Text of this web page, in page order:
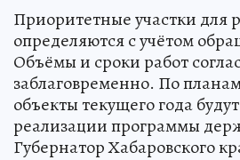
Приоритетные участки для
определяются с учётом
Объёмы и сроки работ
заблаговременно. По
объекты текущего года
реализации программы
Губернатор Хабаровского